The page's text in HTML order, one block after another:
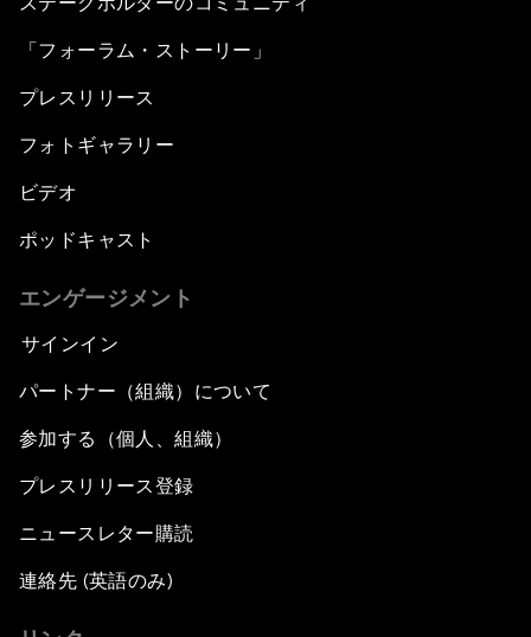
「フォーラム・ストーリー」
プレスリリース
フォトギャラリー
ビデオ
ポッドキャスト
エンゲージメント
サインイン
パートナー（組織）について
参加する（個人、組織）
プレスリリース登録
ニュースレター購読
連絡先 (英語のみ)